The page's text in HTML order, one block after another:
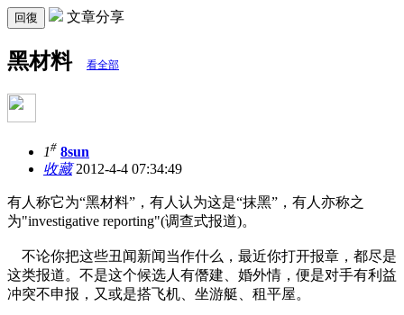
回復 文章分享
黑材料 看全部
1# 8sun
收藏2012-4-4 07:34:49
有人称它为“黑材料”，有人认为这是“抹黑”，有人亦称之
为"investigative reporting"(调查式报道)。
不论你把这些丑闻新闻当作什么，最近你打开报章，都尽是
这类报道。不是这个候选人有僭建、婚外情，便是对手有利益
冲突不申报，又或是搭飞机、坐游艇、租平屋。